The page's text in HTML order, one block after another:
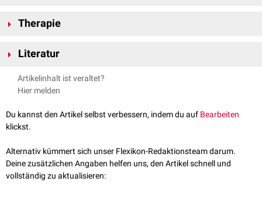
Harnwegsinfekte
Haut
glatte, glänzende Kolonien. Ein Wachstum findet v.a. bei 37 °C statt.
erdbeerartigen Geruch aus.
Ausbildung vonPseudohyphen
Therapie
Resistenzgegen
Literatur
Laborlexikon.de, abgerufen am 16.02.2021
Heide Dermoumi: Bestimmungsbuch für Pilze in der Medizin (2008);
Artikelinhalt ist veraltet?
Hier melden
Du kannst den Artikel selbst verbessern, indem du auf Bearbeiten
klickst.
Alternativ kümmert sich unser Flexikon-Redaktionsteam darum.
Deine zusätzlichen Angaben helfen uns, den Artikel schnell und
vollständig zu aktualisieren: